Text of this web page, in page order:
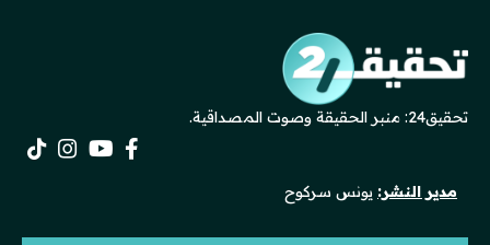
تحقيق24: منبر الحقيقة وصوت المصداقية.
مدير النشر: يونس سركوح